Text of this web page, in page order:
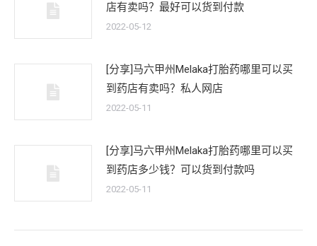
店有卖吗？最好可以货到付款
2022-05-12
[分享]马六甲州Melaka打胎药哪里可以买
到药店有卖吗？私人网店
2022-05-11
[分享]马六甲州Melaka打胎药哪里可以买
到药店多少钱？可以货到付款吗
2022-05-11